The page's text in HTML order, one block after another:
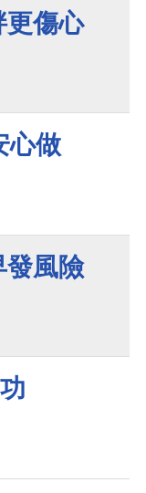
更傷心
心做
發風險